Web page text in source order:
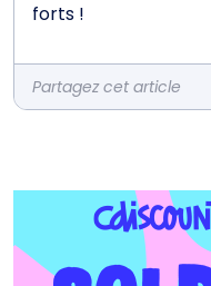
forts !
Partagez cet article